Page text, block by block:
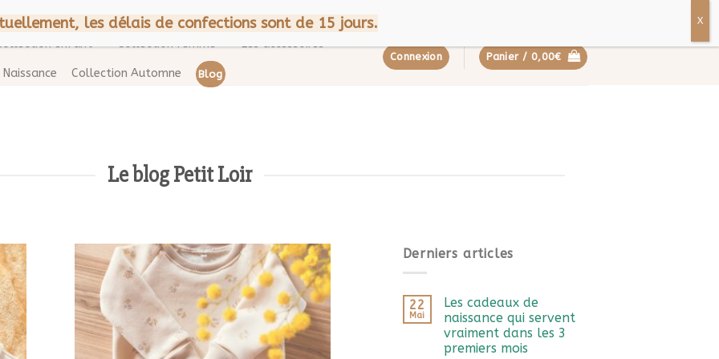
CGV Mentions légales A propos
enfant Collection femme Les accessoires
Naissance Collection Automne Blog
Connexion Panier / 0,00€
Le blog Petit Loir
Derniers articles
22
Mai
Les cadeaux de
naissance qui servent
vraiment dans les 3
premiers mois
les délais de confections sont de 15 jours.